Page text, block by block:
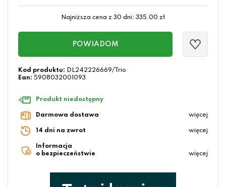
Najniższa cena z 30 dni: 335.00 zł
POWIADOM
Kod produktu: DL242226669/Trio
Ean: 5908032001093
Produkt niedostępny
Darmowa dostawa więcej
14 dni na zwrot więcej
Informacja
o bezpieczeństwie
więcej